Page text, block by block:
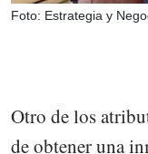
Foto: Estrategia y
Otro de los
de obtener una